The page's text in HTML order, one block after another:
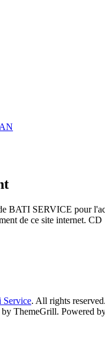
BATI SERVICE pour
de ce site internet. CD
Service. All rights reserved.
by ThemeGrill. Powered